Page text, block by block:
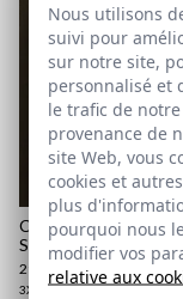
CHEMISE À
SOLANA | VERDE
29,95 € 39,95 €
3XL
Nous utilisons
suivi pour
sur notre site,
personnalisé et
le trafic de
provenance de
site Web, vous
cookies et
plus
pourquoi nous
modifier vos
relative aux